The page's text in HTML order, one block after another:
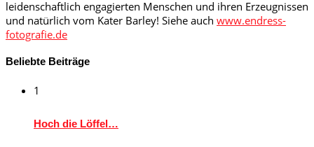
leidenschaftlich engagierten Menschen und ihren Erzeugnissen
und natürlich vom Kater Barley! Siehe auch www.endress-
fotografie.de
Beliebte Beiträge
1
Hoch die Löffel…